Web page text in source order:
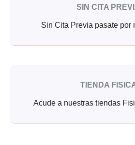
SIN CITA
Sin Cita Previa pasate por
TIENDA
Acude a nuestras tiendas